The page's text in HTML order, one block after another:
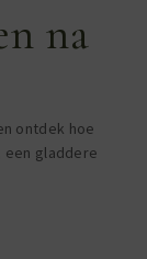
na
ontdek hoe
gladdere